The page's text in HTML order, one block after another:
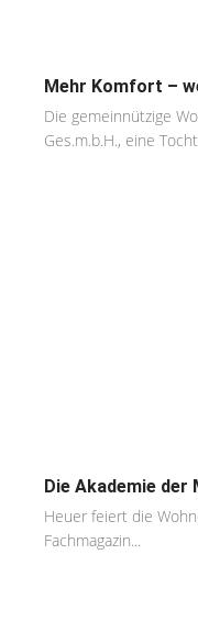
Mehr Komfort –
Die gemeinnützige
Ges.m.b.H., eine
Die Akademie der
Heuer feiert die
Fachmagazin...